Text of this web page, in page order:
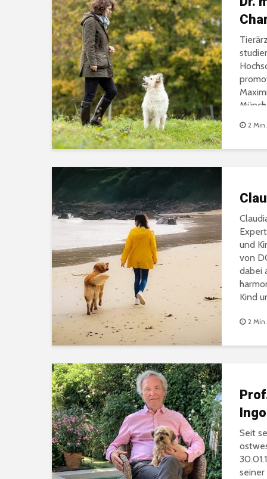
Hunden haben
Kynophobie, die Angst vor Hunden, ist laut
weit verbreiteter als man denkt. Kann ein Kind nicht
allein irgendwo hingehen, besucht Freunde nicht
wechselt panisch die Straßenseite, aus...
2
und
von
dabei
Kind
2
Seit
seiner